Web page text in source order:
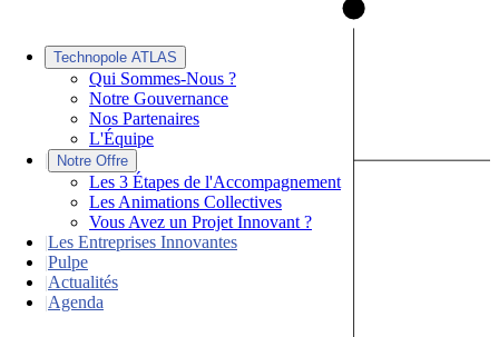
Technopole ATLAS
Qui Sommes-Nous ?
Notre Gouvernance
Nos Partenaires
L'Équipe
|
Notre Offre
Les 3 Étapes de l'Accompagnement
Les Animations Collectives
Vous Avez un Projet Innovant ?
|Les Entreprises Innovantes
|Pulpe
|Actualités
|Agenda